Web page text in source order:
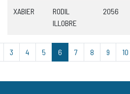
XABIER
RODIL
ILLOBRE
2056
3 4 5 6 7 8 9 10